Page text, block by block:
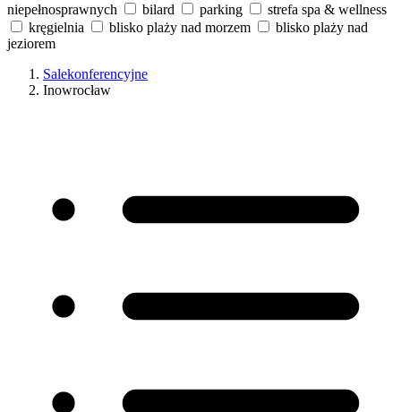
niepełnosprawnych
bilard parking
strefa spa & wellness
kręgielnia
blisko plaży nad morzem
blisko plaży nad
jeziorem
Salekonferencyjne
Inowrocław